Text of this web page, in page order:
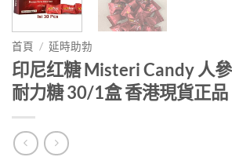
首頁 / 延時助勃
印尼红糖 Misteri Candy 人
耐力糖 30/1盒 香港現貨正品